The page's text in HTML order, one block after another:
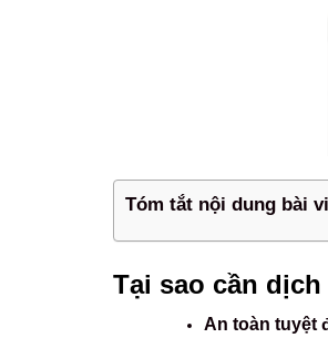
Tóm tắt nội dung bài
Tại sao cần
An toàn tuyệt